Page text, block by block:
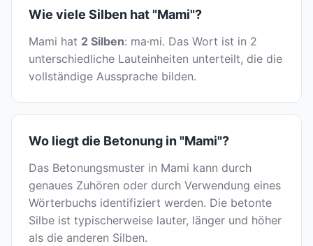
Wie viele Silben hat "Mami"?
Mami hat 2 Silben: ma·mi. Das Wort ist in 2
unterschiedliche Lauteinheiten unterteilt, die die
vollständige Aussprache bilden.
Wo liegt die Betonung in "Mami"?
Das Betonungsmuster in Mami kann durch
genaues Zuhören oder durch Verwendung eines
Wörterbuchs identifiziert werden. Die betonte
Silbe ist typischerweise lauter, länger und höher
als die anderen Silben.